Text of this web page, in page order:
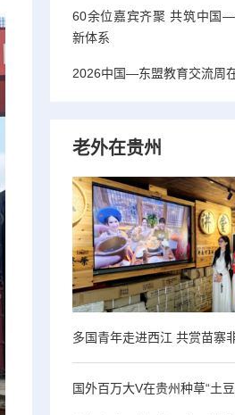
60余位嘉宾齐聚 共筑中国
新体系
2026中国—东盟教育交流周
老外在贵州
多国青年走进西江 共赏苗寨
国外百万大V在贵州种草“土